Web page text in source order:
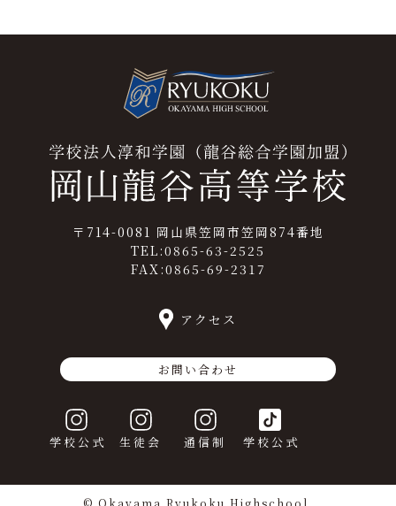
〒714-0081 岡山県笠岡市笠岡874番地
TEL:0865-63-2525
FAX:0865-69-2317
アクセス
お問い合わせ
学校公式 生徒会 通信制 学校公式